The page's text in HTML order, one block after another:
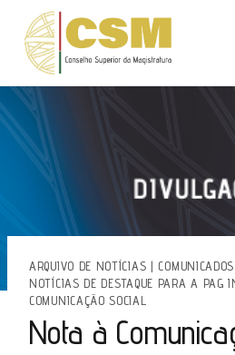
conteúdo
ARQUIVO DE NOTÍCIAS |
NOTÍCIAS DE DESTAQUE PARA A PAG
COMUNICAÇÃO SOCIAL
Nota à